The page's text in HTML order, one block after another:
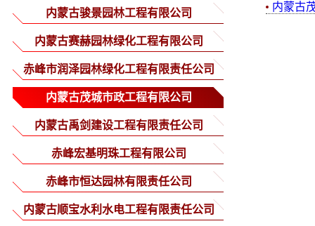
内蒙古骏景园林工程有限公司
内蒙古赛赫园林绿化工程有限公司
赤峰市润泽园林绿化工程有限责任公司
内蒙古茂城市政工程有限公司
内蒙古禹剑建设工程有限责任公司
赤峰宏基明珠工程有限公司
赤峰市恒达园林有限责任公司
内蒙古顺宝水利水电工程有限责任公司
内蒙古